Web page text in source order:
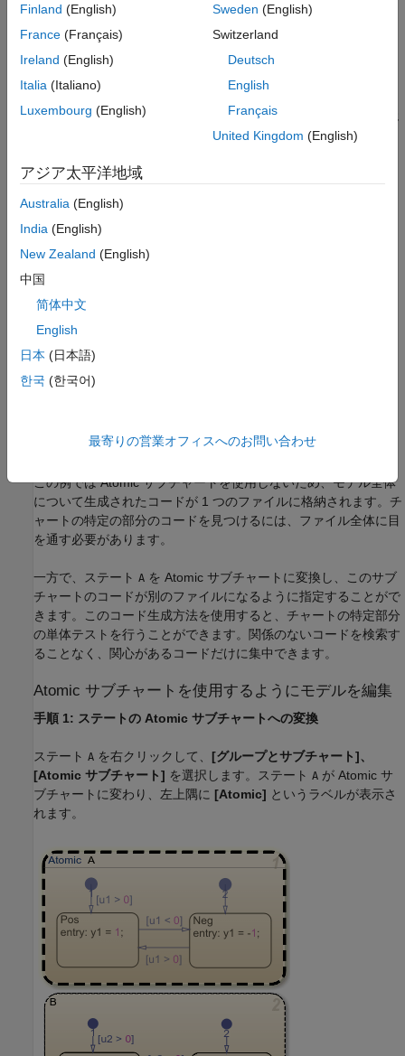
チャートの各ステートは飽和論理を使用して、入力正弦波を同じ
周波数の出力矩形波に変換します。
この例では Atomic サブチャートを使用しないため、モデル全体
について生成されたコードが 1 つのファイルに格納されます。チ
ャートの特定の部分のコードを見つけるには、ファイル全体に目
を通す必要があります。
一方で、ステート A を Atomic サブチャートに変換し、このサブ
チャートのコードが別のファイルになるように指定することがで
きます。このコード生成方法を使用すると、チャートの特定部分
の単体テストを行うことができます。関係のないコードを検索す
ることなく、関心があるコードだけに集中できます。
Atomic サブチャートを使用するようにモデルを編集
手順 1: ステートの Atomic サブチャートへの変換
ステート A を右クリックして、 [グループとサブチャート]、
[Atomic サブチャート] を選択します。ステート A が Atomic サ
ブチャートに変わり、左上隅に [Atomic] というラベルが表示さ
れます。
Finland (English)
France (Français)
Ireland (English)
Italia (Italiano)
Luxembourg (English)
Sweden (English)
Switzerland
Deutsch
English
Français
United Kingdom (English)
アジア太平洋地域
Australia (English)
India (English)
New Zealand (English)
中国
简体中文
English
日本 (日本語)
한국 (한국어)
最寄りの営業オフィスへのお問い合わせ